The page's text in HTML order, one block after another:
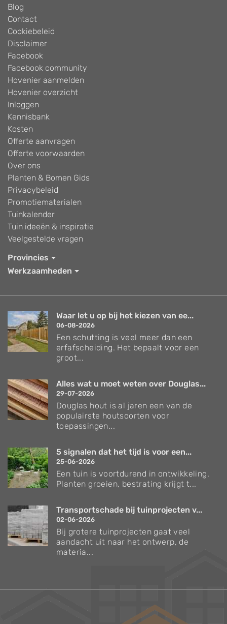
Blog
Contact
Cookiebeleid
Disclaimer
Facebook
Facebook community
Hovenier aanmelden
Hovenier overzicht
Inloggen
Kennisbank
Kosten
Offerte aanvragen
Offerte voorwaarden
Over ons
Planten & Bomen Gids
Privacybeleid
Promotiematerialen
Tuinkalender
Tuin ideeën & inspiratie
Veelgestelde vragen
Provincies
Werkzaamheden
Waar let u op bij het kiezen van ee...
06-08-2026
Een schutting is veel meer dan een
erfafscheiding. Het bepaalt voor een
groot...
Alles wat u moet weten over Douglas...
29-07-2026
Douglas hout is al jaren een van de
populairste houtsoorten voor
toepassingen...
5 signalen dat het tijd is voor een...
25-06-2026
Een tuin is voortdurend in ontwikkeling.
Planten groeien, bestrating krijgt t...
Transportschade bij tuinprojecten v...
02-06-2026
Bij grotere tuinprojecten gaat veel
aandacht uit naar het ontwerp, de
materia...